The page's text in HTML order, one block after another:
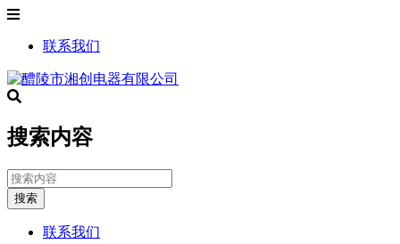
联系我们
搜索内容
搜索
联系我们